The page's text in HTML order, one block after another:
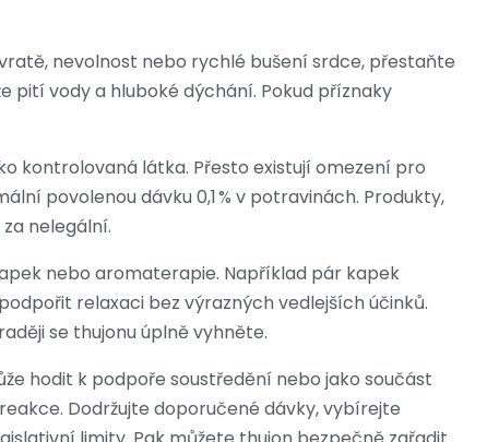
nevolnost nebo rychlé bušení srdce, přestaňte
pití vody a hluboké dýchání. Pokud příznaky
kontrolovaná látka. Přesto existují omezení pro
povolenou dávku 0,1 % v potravinách. Produkty,
nelegální.
nebo aromaterapie. Například pár kapek
relaxaci bez výrazných vedlejších účinků.
se thujonu úplně vyhněte.
hodit k podpoře soustředění nebo jako součást
Dodržujte doporučené dávky, vybírejte